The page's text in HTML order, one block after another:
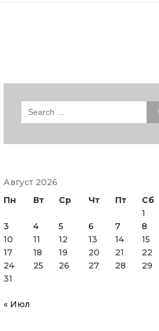
Search
Август 2026
Пн
Вт Ср Чт Пт Сб
1
3
4 5 6 7 8
10
11 12 13 14 15
17
18 19 20 21 22
24
25 26 27 28 29
31
« Июл